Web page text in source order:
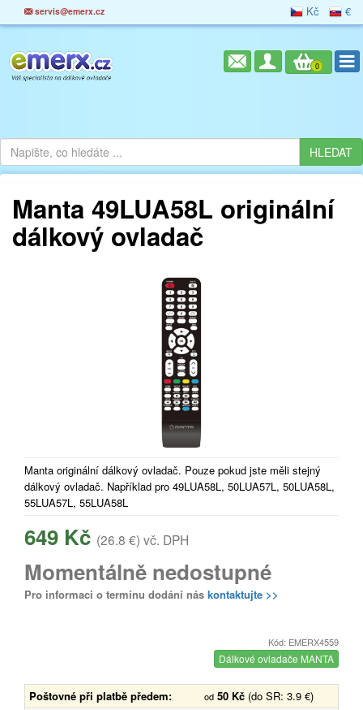
servis@emerx.cz Kč €
0
Manta 49LUA58L originální
dálkový ovladač
Manta originální dálkový ovladač. Pouze pokud jste měli stejný
dálkový ovladač. Například pro 49LUA58L, 50LUA57L, 50LUA58L,
55LUA57L, 55LUA58L
649 Kč (26.8 €) vč. DPH
Momentálně nedostupné
Pro informaci o termínu dodání nás kontaktujte >>
Kód: EMERX4559
Dálkové ovladače MANTA
Poštovné při platbě předem: od 50 Kč (do SR: 3.9 €)